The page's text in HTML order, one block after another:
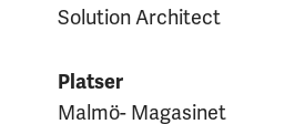
Solution Architect
Platser
Malmö- Magasinet